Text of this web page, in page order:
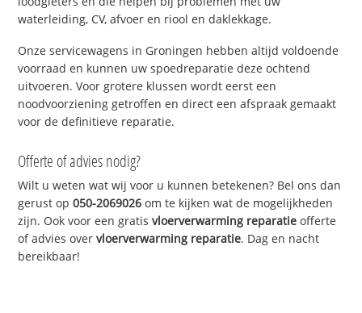
waterleiding, CV, afvoer en riool en daklekkage.
Onze servicewagens in Groningen hebben altijd voldoende
voorraad en kunnen uw spoedreparatie deze ochtend
uitvoeren. Voor grotere klussen wordt eerst een
noodvoorziening getroffen en direct een afspraak gemaakt
voor de definitieve reparatie.
Offerte of advies nodig?
Wilt u weten wat wij voor u kunnen betekenen? Bel ons dan
gerust op050-2069026 om te kijken wat de mogelijkheden
zijn. Ook voor een gratisvloerverwarming reparatie offerte
of advies overvloerverwarming reparatie. Dag en nacht
bereikbaar!